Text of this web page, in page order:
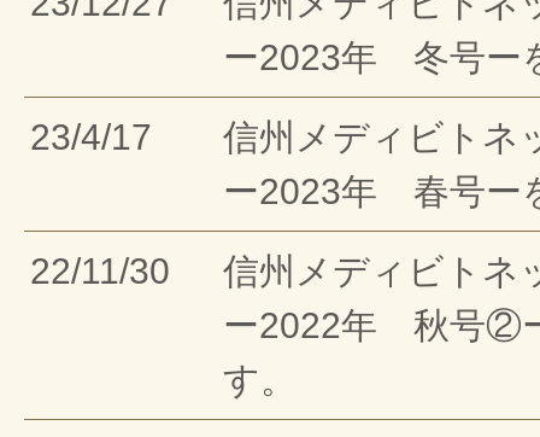
ー2023年 冬号ー
23/4/17
信州メディビトネ
ー2023年 春号ー
22/11/30
信州メディビトネ
ー2022年 秋号②
す。